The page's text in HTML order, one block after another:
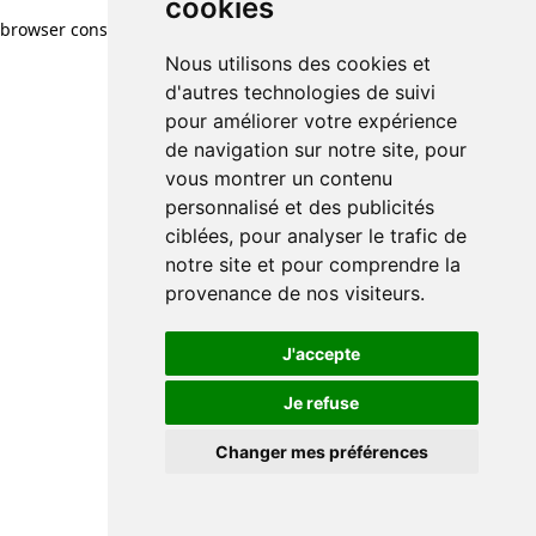
cookies
Nous utilisons des cookies et
d'autres technologies de suivi
pour améliorer votre expérience
de navigation sur notre site, pour
vous montrer un contenu
personnalisé et des publicités
ciblées, pour analyser le trafic de
notre site et pour comprendre la
provenance de nos visiteurs.
J'accepte
Je refuse
Changer mes préférences
browser console for more information)